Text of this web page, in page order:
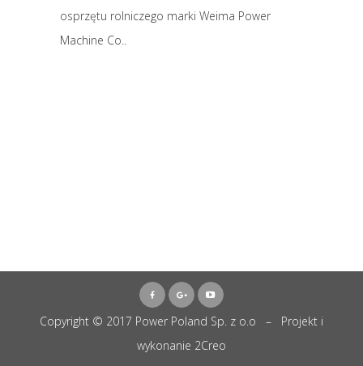
osprzętu rolniczego marki Weima Power
Machine Co..
Copyright © 2017 Power Poland Sp. z o.o – Projekt i
wykonanie 2Creo